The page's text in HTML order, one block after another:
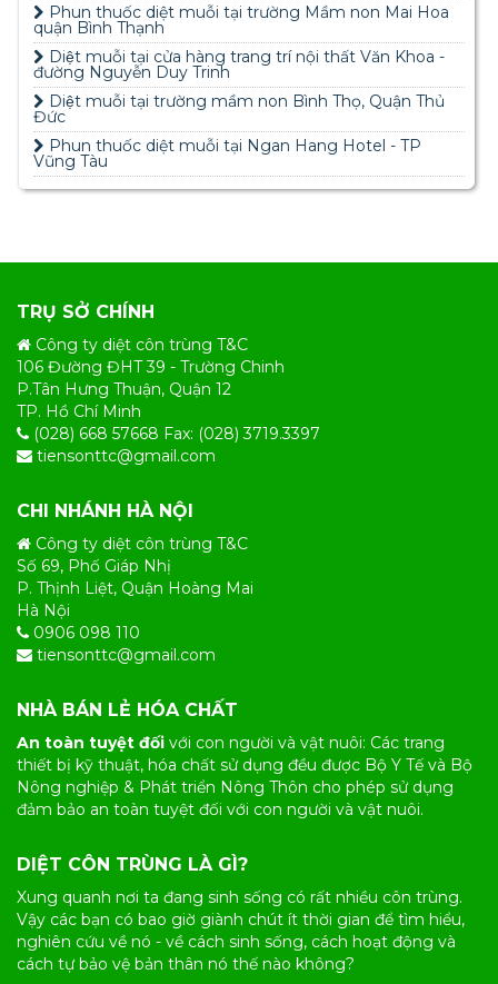
Phun thuốc diệt muỗi tại trường Mầm non Mai Hoa
quận Bình Thạnh
Diệt muỗi tại cửa hàng trang trí nội thất Văn Khoa -
đường Nguyễn Duy Trinh
Diệt muỗi tại trường mầm non Bình Thọ, Quận Thủ
Đức
Phun thuốc diệt muỗi tại Ngan Hang Hotel - TP
Vũng Tàu
TRỤ SỞ CHÍNH
Công ty diệt côn trùng T&C
106 Đường ĐHT 39 - Trường Chinh
P.Tân Hưng Thuận, Quận 12
TP. Hồ Chí Minh
(028) 668 57668 Fax: (028) 3719.3397
tiensonttc@gmail.com
CHI NHÁNH HÀ NỘI
Công ty diệt côn trùng T&C
Số 69, Phố Giáp Nhị
P. Thịnh Liệt, Quận Hoàng Mai
Hà Nội
0906 098 110
tiensonttc@gmail.com
NHÀ BÁN LẺ HÓA CHẤT
An toàn tuyệt đối với con người và vật nuôi: Các trang
thiết bị kỹ thuật, hóa chất sử dụng đều được Bộ Y Tế và Bộ
Nông nghiệp & Phát triển Nông Thôn cho phép sử dụng
đảm bảo an toàn tuyệt đối với con người và vật nuôi.
DIỆT CÔN TRÙNG LÀ GÌ?
Xung quanh nơi ta đang sinh sống có rất nhiều côn trùng.
Vậy các bạn có bao giờ giành chút ít thời gian để tìm hiểu,
nghiên cứu về nó - về cách sinh sống, cách hoạt động và
cách tự bảo vệ bản thân nó thế nào không?